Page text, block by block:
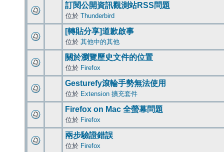
訂閱公開資訊觀測站RSS問題
位於 Thunderbird
[轉貼分享]道歉啟事
位於 其他中的其他
關於瀏覽歷史文件的位置
位於 Firefox
Gesturefy滾輪手勢無法使用
位於 Extension 擴充套件
Firefox on Mac 全螢幕問題
位於 Firefox
兩步驗證錯誤
位於 Firefox